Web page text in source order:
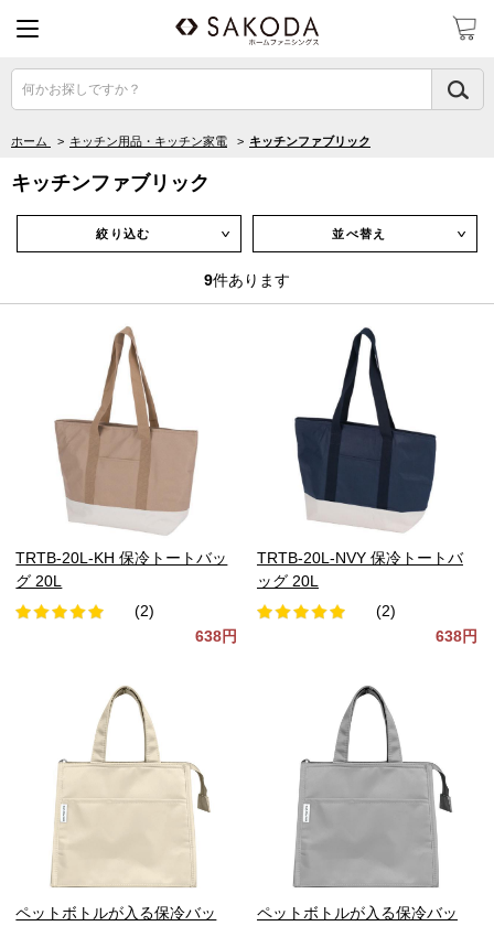
何かお探しですか？
ホーム > キッチン用品・キッチン家電 > キッチンファブリック
キッチンファブリック
絞り込む ∨ 並べ替え ∨
9件あります
TRTB-20L-KH 保冷トートバッ
グ 20L
(2)
638円
TRTB-20L-NVY 保冷トートバ
ッグ 20L
(2)
638円
ペットボトルが入る保冷バッ
ペットボトルが入る保冷バッ